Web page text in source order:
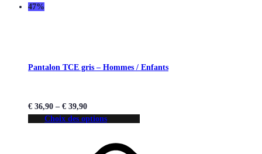
47%
Pantalon TCE gris – Hommes / Enfants
€ 36,90 – € 39,90
Choix des options